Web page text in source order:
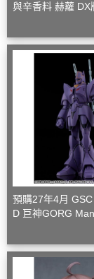
與辛香料 赫蘿 DX
預購27年4月
D 巨神GORG